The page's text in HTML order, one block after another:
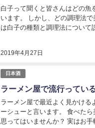
2019年4月27日
白子って聞くと皆さんはどの魚
います。 しかし、どの調理法
は白子の種類と調理法について説明
日本酒
ラーメン屋で流行ってい
ラーメン屋で最近よく見かける
ーシューと言います。 食べた
思ってはいませんか？ 実はお